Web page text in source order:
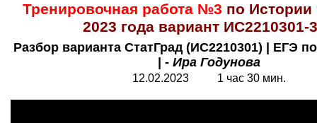
Тренировочная работа №3 по
2023 года вариант ИС2210301-
Разбор варианта СтатГрад (ИС2210301) | ЕГЭ
| - Ира Годунова
12.02.2023 1 час 30 мин.